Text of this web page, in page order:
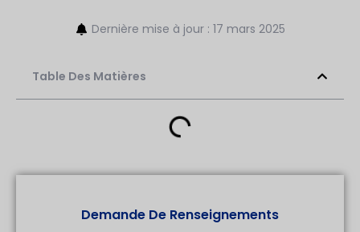
Dernière mise à jour : 17 mars 2025
Table Des Matières
Demande De Renseignements